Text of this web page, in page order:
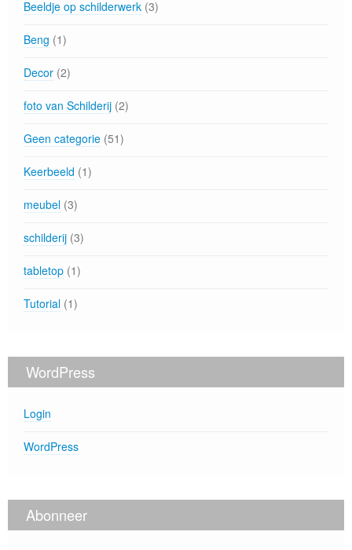
Beeldje op schilderwerk (3)
Beng (1)
Decor (2)
foto van Schilderij (2)
Geen categorie (51)
Keerbeeld (1)
meubel (3)
schilderij (3)
tabletop (1)
Tutorial (1)
WordPress
Login
WordPress
Abonneer